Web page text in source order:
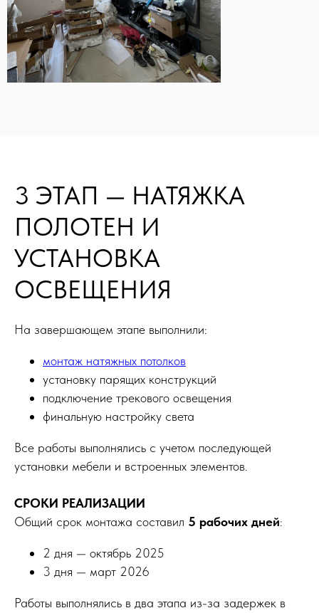
3 ЭТАП — НАТЯЖКА
ПОЛОТЕН И
УСТАНОВКА
ОСВЕЩЕНИЯ
На завершающем этапе выполнили:
монтаж натяжных потолков
установку парящих конструкций
подключение трекового освещения
финальную настройку света
Все работы выполнялись с учетом последующей
установки мебели и встроенных элементов.
СРОКИ РЕАЛИЗАЦИИ
Общий срок монтажа составил 5 рабочих дней:
2 дня — октябрь 2025
3 дня — март 2026
Работы выполнялись в два этапа из-за задержек в